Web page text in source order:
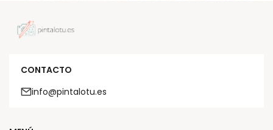
CONTACTO
info@pintalotu.es